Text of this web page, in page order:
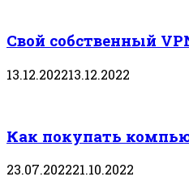
Свой собственный
13.12.202213.12.2022
Как покупать
23.07.202221.10.2022